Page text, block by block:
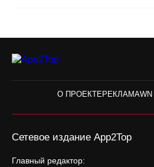
О ПРОЕКТЕРЕКЛАМАWN
Сетевое издание App2Top
Главный редактор: